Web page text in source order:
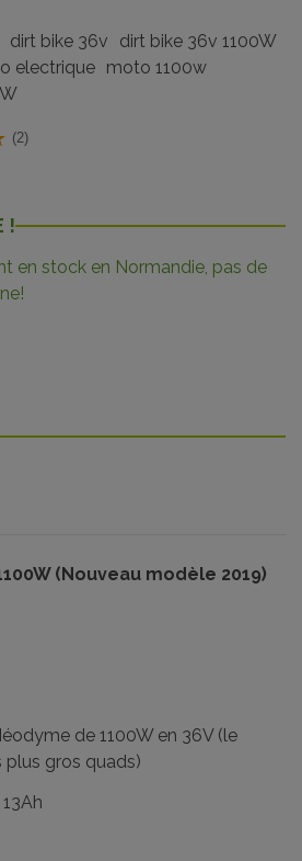
dirt bike 36v
dirt bike 36v 1100W
electrique
moto 1100w
(2)
!
en stock en Normandie, pas de
(Nouveau modèle 2019)
de 1100W en 36V (le
plus gros quads)